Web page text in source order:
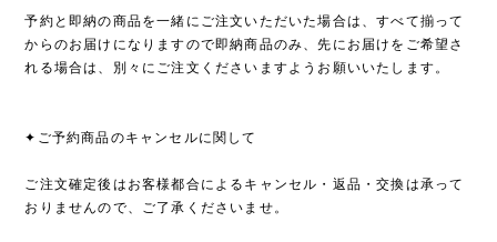
予約と即納の商品を一緒にご注文いただいた場合は、すべて揃って
からのお届けになりますので即納商品のみ、先にお届けをご希望さ
れる場合は、別々にご注文くださいますようお願いいたします。
✦ご予約商品のキャンセルに関して
ご注文確定後はお客様都合によるキャンセル・返品・交換は承って
おりませんので、ご了承くださいませ。